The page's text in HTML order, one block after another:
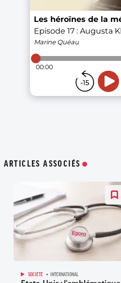
ARTICLES ASSOCIÉS
SOCIÉTÉ INTERNATIONAL